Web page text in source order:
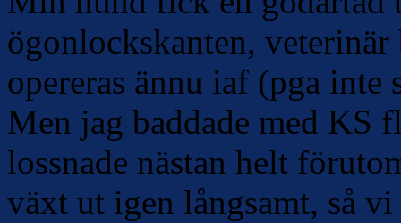
ögonlockskanten,
opereras ännu iaf (pga inte
Men jag baddade med KS
lossnade nästan helt
växt ut igen långsamt, så